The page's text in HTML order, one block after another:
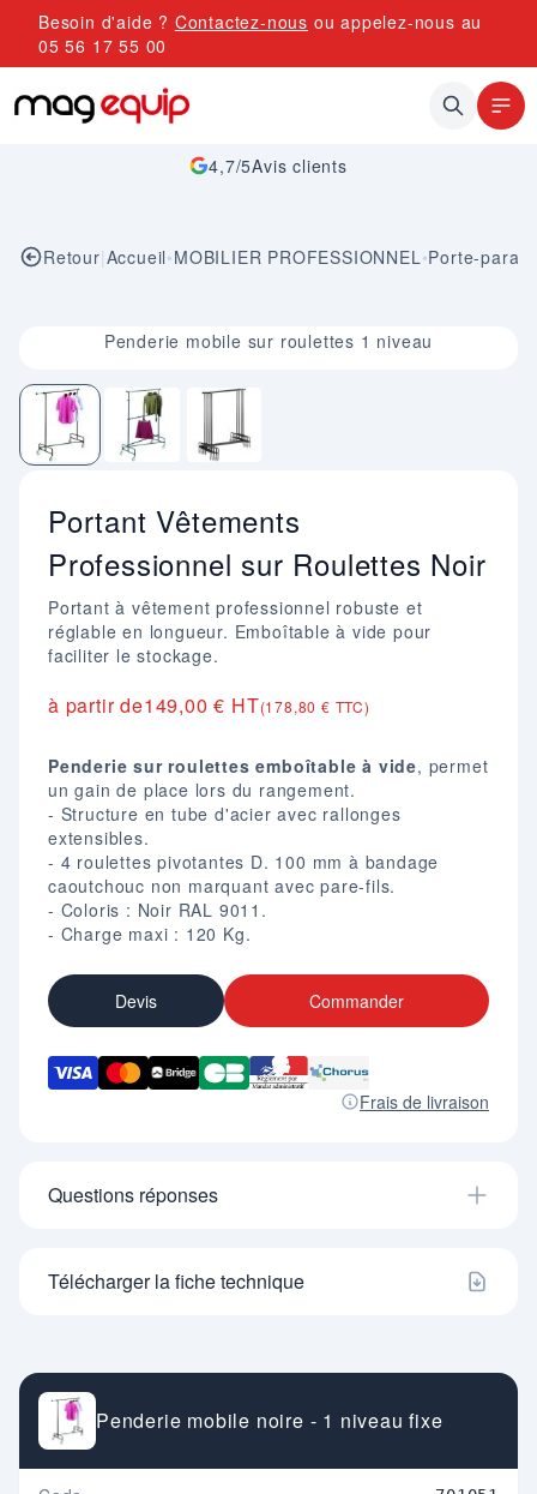
Allez au contenu
Besoin d'aide ? Contactez-nous ou appelez-nous au
05 56 17 55 00
4,7/5Avis clients
Retour|Accueil•MOBILIER PROFESSIONNEL•Porte-
Image 1 sur 3Penderie mobile sur roulettes 1 niveau
Portant Vêtements
Professionnel sur Roulettes Noir
Portant à vêtement professionnel robuste et
réglable en longueur. Emboîtable à vide pour
faciliter le stockage.
à partir de149,00 € HT(178,80 € TTC)
Penderie sur roulettes emboîtable à vide, permet
un gain de place lors du rangement.
- Structure en tube d'acier avec rallonges
extensibles.
- 4 roulettes pivotantes D. 100 mm à bandage
caoutchouc non marquant avec pare-fils.
- Coloris : Noir RAL 9011.
- Charge maxi : 120 Kg.
Devis Commander
Frais de livraison
Questions réponses
Télécharger la fiche technique
Penderie mobile noire - 1 niveau fixe